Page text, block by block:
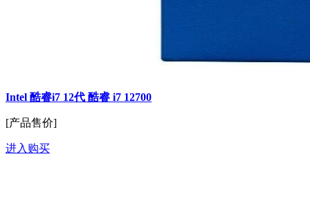
Intel 酷睿i7 12代 酷睿 i7 12700
[产品售价]
进入购买